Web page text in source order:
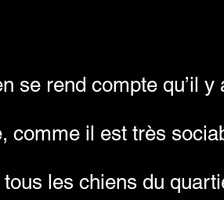
se rend compte qu’il y
comme il est très
les chiens du